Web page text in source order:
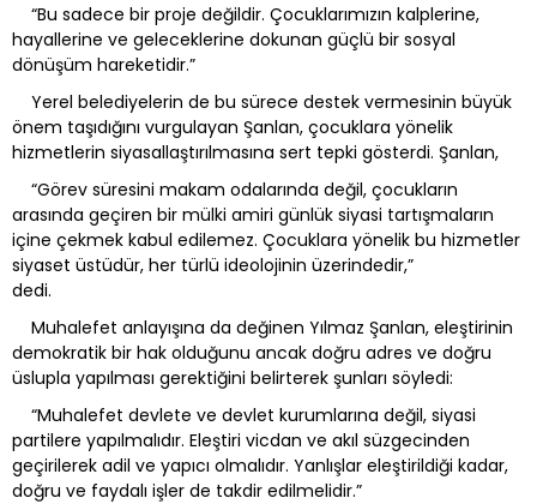
“Bu sadece bir proje değildir. Çocuklarımızın kalplerine,
hayallerine ve geleceklerine dokunan güçlü bir sosyal
dönüşüm hareketidir.”
Yerel belediyelerin de bu sürece destek vermesinin büyük
önem taşıdığını vurgulayan Şanlan, çocuklara yönelik
hizmetlerin siyasallaştırılmasına sert tepki gösterdi. Şanlan,
“Görev süresini makam odalarında değil, çocukların
arasında geçiren bir mülki amiri günlük siyasi tartışmaların
içine çekmek kabul edilemez. Çocuklara yönelik bu hizmetler
siyaset üstüdür, her türlü ideolojinin üzerindedir,”
dedi.
Muhalefet anlayışına da değinen Yılmaz Şanlan, eleştirinin
demokratik bir hak olduğunu ancak doğru adres ve doğru
üslupla yapılması gerektiğini belirterek şunları söyledi:
“Muhalefet devlete ve devlet kurumlarına değil, siyasi
partilere yapılmalıdır. Eleştiri vicdan ve akıl süzgecinden
geçirilerek adil ve yapıcı olmalıdır. Yanlışlar eleştirildiği kadar,
doğru ve faydalı işler de takdir edilmelidir.”